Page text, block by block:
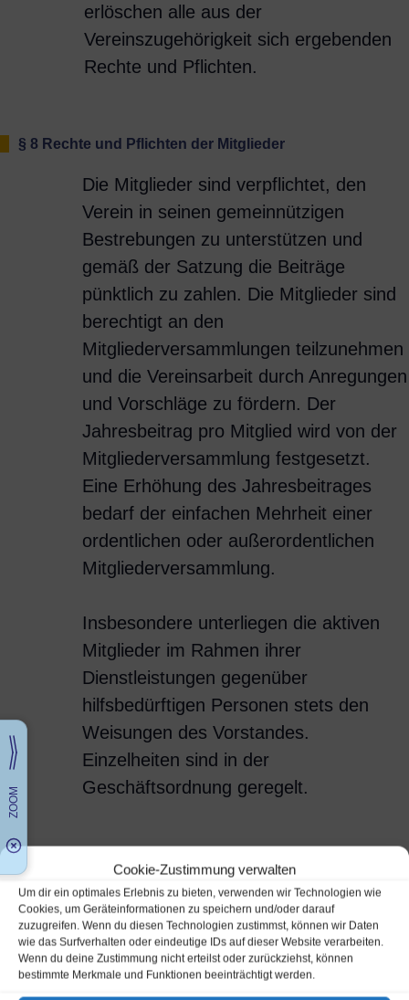
Cookie-Zustimmung verwalten
Um dir ein optimales Erlebnis zu bieten, verwenden wir Technologien wie
Cookies, um Geräteinformationen zu speichern und/oder darauf
zuzugreifen. Wenn du diesen Technologien zustimmst, können wir Daten
wie das Surfverhalten oder eindeutige IDs auf dieser Website verarbeiten.
Wenn du deine Zustimmung nicht erteilst oder zurückziehst, können
bestimmte Merkmale und Funktionen beeinträchtigt werden.
erlöschen alle aus der
Vereinszugehörigkeit sich ergebenden
Rechte und Pflichten.
§ 8 Rechte und Pflichten der Mitglieder
Die Mitglieder sind verpflichtet, den
Verein in seinen gemeinnützigen
Bestrebungen zu unterstützen und
gemäß der Satzung die Beiträge
pünktlich zu zahlen. Die Mitglieder sind
berechtigt an den
Mitgliederversammlungen teilzunehmen
und die Vereinsarbeit durch Anregungen
und Vorschläge zu fördern. Der
Jahresbeitrag pro Mitglied wird von der
Mitgliederversammlung festgesetzt.
Eine Erhöhung des Jahresbeitrages
bedarf der einfachen Mehrheit einer
ordentlichen oder außerordentlichen
Mitgliederversammlung.
Insbesondere unterliegen die aktiven
Mitglieder im Rahmen ihrer
Dienstleistungen gegenüber
hilfsbedürftigen Personen stets den
Weisungen des Vorstandes.
Einzelheiten sind in der
Geschäftsordnung geregelt.
§ 9 Organe des Vereins
Organe des Vereins sind:
die Mitgliederversammlung;